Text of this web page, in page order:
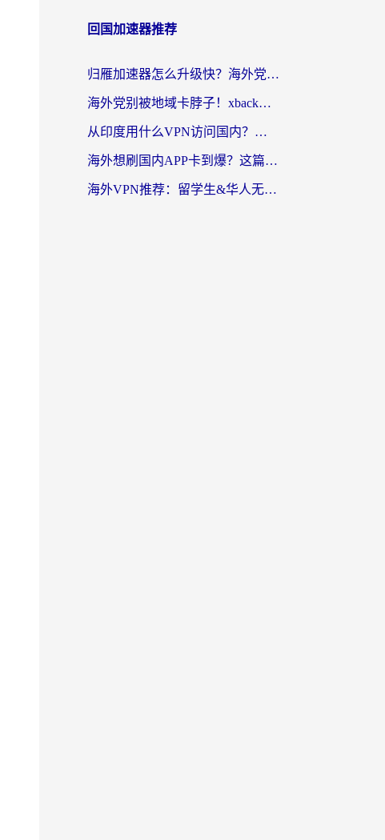
回国加速器推荐
归雁加速器怎么升级快？海外党无缝访问国内资源的全攻略（附免费VPN推荐Dcard热门款）
海外党别被地域卡脖子！xback回国加速器选择全攻略，轻松刷剧玩国服
从印度用什么VPN访问国内？海外党亲测的无缝回国上网指南
海外想刷国内APP卡到爆？这篇海外访问国内服务器加速指南帮你解决所有问题
海外VPN推荐：留学生&华人无缝访问国内资源的避坑指南